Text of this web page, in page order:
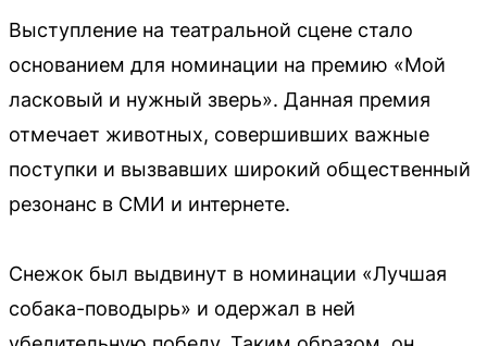
Выступление на театральной сцене стало
основанием для номинации на премию «Мой
ласковый и нужный зверь». Данная премия
отмечает животных, совершивших важные
поступки и вызвавших широкий общественный
резонанс в СМИ и интернете.
Снежок был выдвинут в номинации «Лучшая
собака-поводырь» и одержал в ней